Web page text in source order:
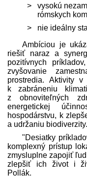
vysokú
rómskych
nie ideálny
Ambíciou je
riešiť naraz a
pozitívnych
zvyšovanie
prostredia. Aktivity
k zabráneniu
z obnoviteľných
energetickej
hospodárstvu, k
a udržaniu biodiverzity.
"Desiatky
komplexný prístup
zmysluplne zapojiť
zlepšiť ich život i
Pollák.